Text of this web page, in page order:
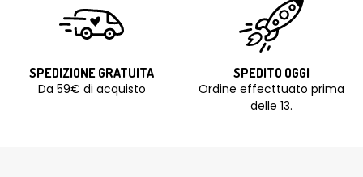
SPEDIZIONE GRATUITA
Da 59€ di acquisto
SPEDITO OGGI
Ordine effecttuato prima
delle 13.